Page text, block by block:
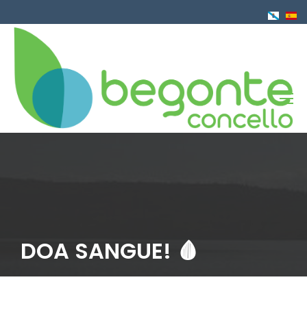
o
DOA SANGUE! 🩸